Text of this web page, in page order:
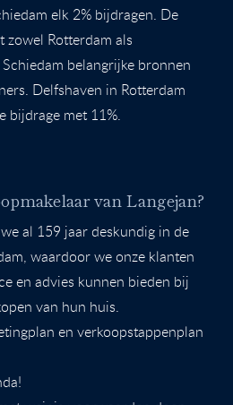
elk 2% bijdragen. De
zowel Rotterdam als
belangrijke bronnen
Delfshaven in Rotterdam
bijdrage met 11%.
van Langejan?
al 159 jaar deskundig in de
waardoor we onze klanten
en advies kunnen bieden bij
van hun huis.
en verkoopstappenplan